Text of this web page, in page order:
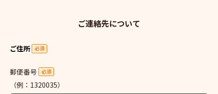
ご連絡先について
ご住所 必須
郵便番号 必須
（例：1320035）